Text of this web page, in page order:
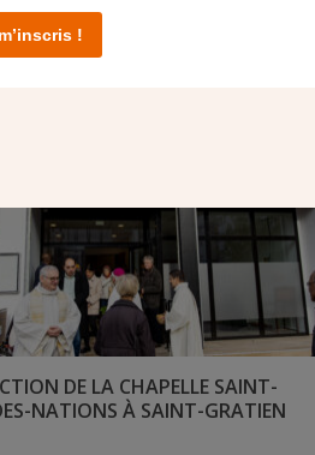
DE LA CHAPELLE SAINT-
NATIONS À SAINT-GRATIEN
!